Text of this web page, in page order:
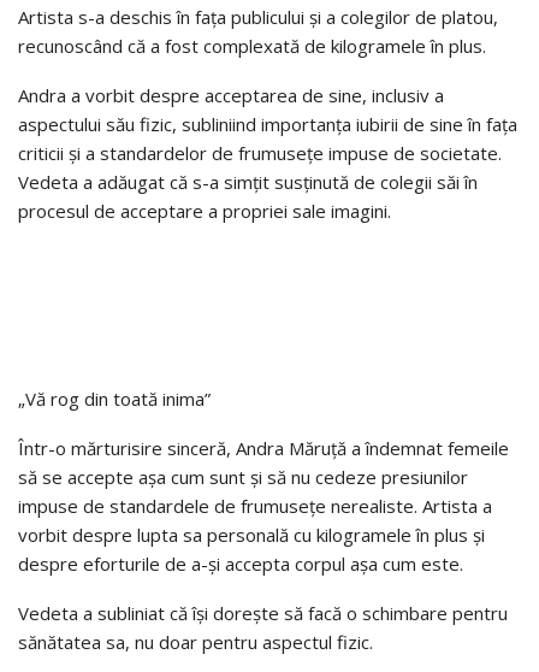
Artista s-a deschis în fața publicului și a colegilor de platou,
recunoscând că a fost complexată de kilogramele în plus.
Andra a vorbit despre acceptarea de sine, inclusiv a
aspectului său fizic, subliniind importanța iubirii de sine în fața
criticii și a standardelor de frumusețe impuse de societate.
Vedeta a adăugat că s-a simțit susținută de colegii săi în
procesul de acceptare a propriei sale imagini.
„Vă rog din toată inima”
Într-o mărturisire sinceră, Andra Măruță a îndemnat femeile
să se accepte așa cum sunt și să nu cedeze presiunilor
impuse de standardele de frumusețe nerealiste. Artista a
vorbit despre lupta sa personală cu kilogramele în plus și
despre eforturile de a-și accepta corpul așa cum este.
Vedeta a subliniat că își dorește să facă o schimbare pentru
sănătatea sa, nu doar pentru aspectul fizic.